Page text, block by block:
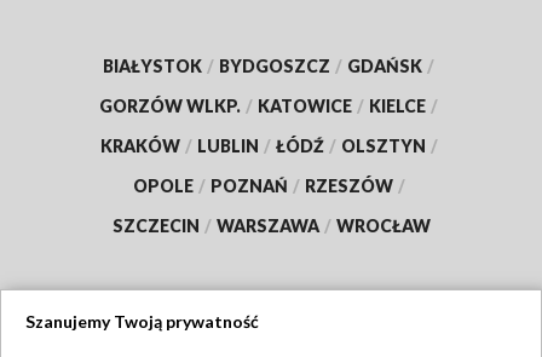
BIAŁYSTOK / BYDGOSZCZ / GDAŃSK /
GORZÓW WLKP. / KATOWICE / KIELCE /
KRAKÓW / LUBLIN / ŁÓDŹ / OLSZTYN /
OPOLE / POZNAŃ / RZESZÓW /
SZCZECIN / WARSZAWA / WROCŁAW
Szanujemy Twoją prywatność